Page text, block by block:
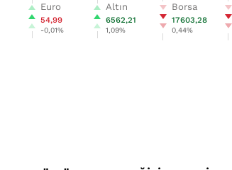
Euro
54,99
-0,01%
Altın
6562,21
1,09%
Borsa
17603,28
0,44%